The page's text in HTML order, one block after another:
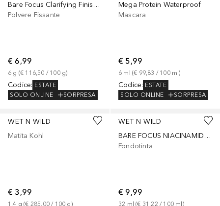
Bare Focus Clarifying Finishing Powder
Polvere Fissante
€ 6,99
6 g (€ 116,50 / 100 g)
Codice: ESTATE
SOLO ONLINE
SORPRESA
Mega Protein Waterproof
Mascara
€ 5,99
6 ml (€ 99,83 / 100 ml)
Codice: ESTATE
SOLO ONLINE
SORPRESA
WET N WILD
Matita Kohl
€ 3,99
1.4 g (€ 285,00 / 100 g)
WET N WILD
BARE FOCUS NIACINAMIDE SKIN TINT
Fondotinta
€ 9,99
32 ml (€ 31,22 / 100 ml )
+3